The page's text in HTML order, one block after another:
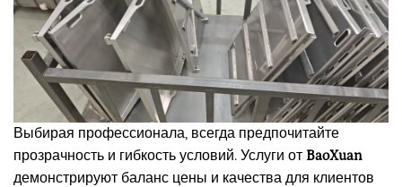
Выбирая профессионала, всегда предпочитайте
прозрачность и гибкость условий. Услуги от BaoXuan
демонстрируют баланс цены и качества для клиентов